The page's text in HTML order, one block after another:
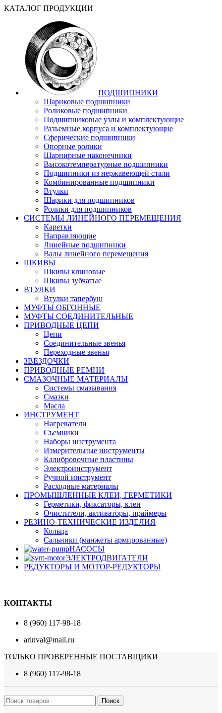
КАТАЛОГ ПРОДУКЦИИ
ПОДШИПНИКИ
Шариковые подшипники
Роликовые подшипники
Подшипниковые узлы и комплектующие
Разъемные корпуса и комплектующие
Сферические подшипники
Опорные ролики
Шарнирные наконечники
Высокотемпературные подшипники
Подшипники из нержавеющей стали
Комбинированные подшипники
Втулки
Шарики для подшипников
Ролики для подшипников
СИСТЕМЫ ЛИНЕЙНОГО ПЕРЕМЕЩЕНИЯ
Каретки
Направляющие
Линейные подшипники
Валы линейного перемещения
ШКИВЫ
Шкивы клиновые
Шкивы зубчатые
ВТУЛКИ
Втулки тапербуш
МУФТЫ ОБГОННЫЕ
МУФТЫ СОЕДИНИТЕЛЬНЫЕ
ПРИВОДНЫЕ ЦЕПИ
Цепи
Соединительные звенья
Переходные звенья
ЗВЕЗДОЧКИ
ПРИВОДНЫЕ РЕМНИ
СМАЗОЧНЫЕ МАТЕРИАЛЫ
Системы смазывания
Смазки
Масла
ИНСТРУМЕНТ
Нагреватели
Съемники
Наборы инструмента
Измерительные инструменты
Калибровочные пластины
Электроинструмент
Ручной инструмент
Расходные материалы
ПРОМЫШЛЕННЫЕ КЛЕИ, ГЕРМЕТИКИ
Герметики, фиксаторы, клеи
Очистители, активаторы, праймеры
РЕЗИНО-ТЕХНИЧЕСКИЕ ИЗДЕЛИЯ
Кольца
Сальники (манжеты армированные)
НАСОСЫ
ЭЛЕКТРОДВИГАТЕЛИ
РЕДУКТОРЫ И МОТОР-РЕДУКТОРЫ
КОНТАКТЫ
8 (960) 117-98-18
arinval@mail.ru
ТОЛЬКО ПРОВЕРЕННЫЕ ПОСТАВЩИКИ
8 (960) 117-98-18
Поиск